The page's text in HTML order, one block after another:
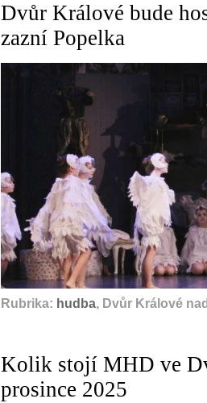
Dvůr Králové bude
zazní Popelka
Rubrika: hudba, Dvůr Králové
Kolik stojí MHD ve
prosince 2025